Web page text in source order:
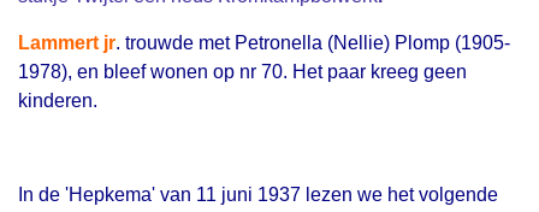
Lammert jr. trouwde met Petronella (Nellie) Plomp (1905-
1978), en bleef wonen op nr 70. Het paar kreeg geen
kinderen.
In de 'Hepkema' van 11 juni 1937 lezen we het volgende